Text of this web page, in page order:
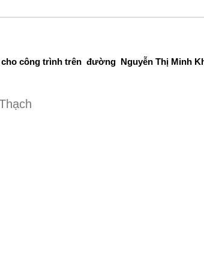
cho công trình trên đường Nguyễn Thị Minh